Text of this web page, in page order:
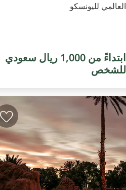
العالمي لليونسكو
ابتداءً من 1,000 ريال سعودي
للشخص